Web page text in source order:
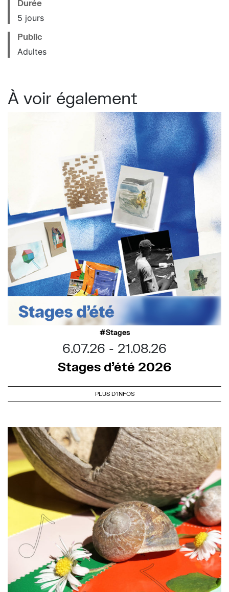
Durée
5 jours
Public
Adultes
À voir également
Stages
6.07.26
21.08.26
Stages d’été 2026
PLUS D'INFOS